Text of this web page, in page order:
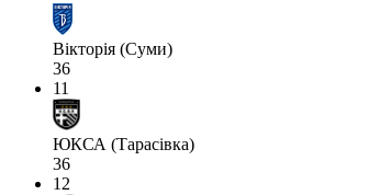
Вікторія (Суми)
36
11
ЮКСА (Тарасівка)
36
12